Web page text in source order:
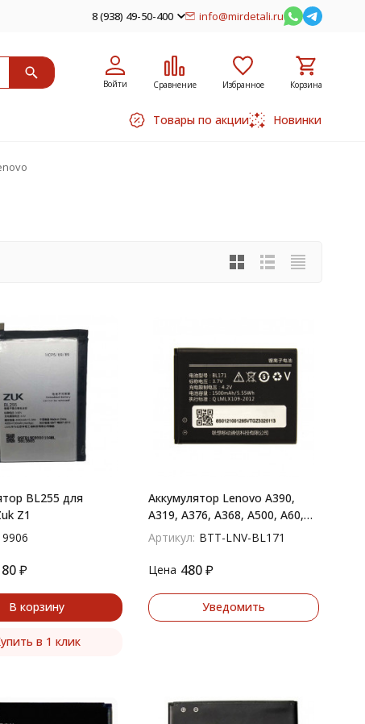
8 (938) 49-50-400 info@mirdetali.ru
Войти Сравнение Избранное Корзина
Товары по акции Новинки
BL255 для
Z1
9906
₽
В корзину
в 1 клик
Аккумулятор Lenovo A390,
A319, A376, A368, A500, A60,
A65 (BL171)
Артикул: BTT-LNV-BL171
Цена 480 ₽
Уведомить